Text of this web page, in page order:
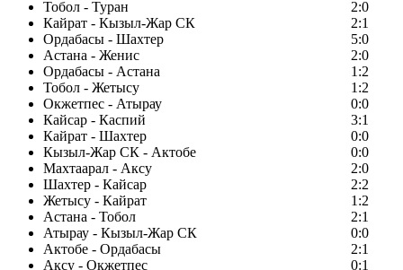
Тобол - Туран
2:0
Кайрат - Кызыл-Жар СК
2:1
Ордабасы - Шахтер
5:0
Астана - Женис
2:0
Ордабасы - Астана
1:2
Тобол - Жетысу
1:2
Окжетпес - Атырау
0:0
Кайсар - Каспий
3:1
Кайрат - Шахтер
0:0
Кызыл-Жар СК - Актобе
0:0
Махтаарал - Аксу
2:0
Шахтер - Кайсар
2:2
Жетысу - Кайрат
1:2
Астана - Тобол
2:1
Атырау - Кызыл-Жар СК
0:0
Актобе - Ордабасы
2:1
Аксу - Окжетпес
0:1